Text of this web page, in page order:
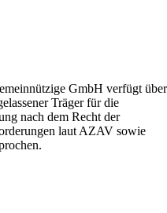
GmbH verfügt über
Träger für die
nach dem Recht der
laut AZAV sowie